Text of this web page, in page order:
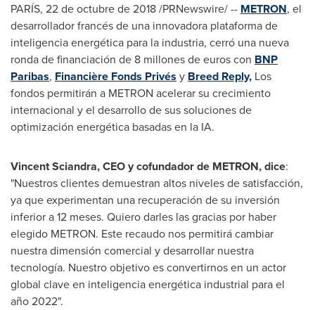
PARÍS, 22 de octubre de 2018 /PRNewswire/ -- METRON, el
desarrollador francés de una innovadora plataforma de
inteligencia energética para la industria, cerró una nueva
ronda de financiación de 8 millones de euros con BNP
Paribas, Financière Fonds Privés y Breed Reply, Los
fondos permitirán a METRON acelerar su crecimiento
internacional y el desarrollo de sus soluciones de
optimización energética basadas en la IA.
Vincent Sciandra, CEO y cofundador de METRON, dice:
"Nuestros clientes demuestran altos niveles de satisfacción,
ya que experimentan una recuperación de su inversión
inferior a 12 meses. Quiero darles las gracias por haber
elegido METRON. Este recaudo nos permitirá cambiar
nuestra dimensión comercial y desarrollar nuestra
tecnología. Nuestro objetivo es convertirnos en un actor
global clave en inteligencia energética industrial para el
año 2022".